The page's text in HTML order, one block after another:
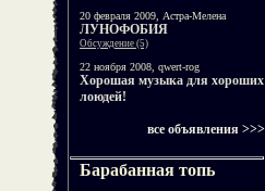
20 февраля 2009, Астра-Мелена
ЛУНОФОБИЯ
Обсуждение (5)
22 ноября 2008, qwert-rog
Хорошая музыка для хороших
лоюдей!
все объявления >>>
Барабанная топь